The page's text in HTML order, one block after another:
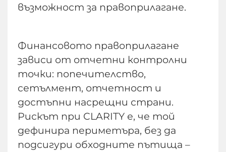
възможност за правоприлагане.
Финансовото правоприлагане
зависи от отчетни контролни
точки: попечителство,
сетълмент, отчетност и
достъпни насрещни страни.
Рискът при CLARITY е, че той
дефинира периметъра, без да
подсигури обходните пътища –